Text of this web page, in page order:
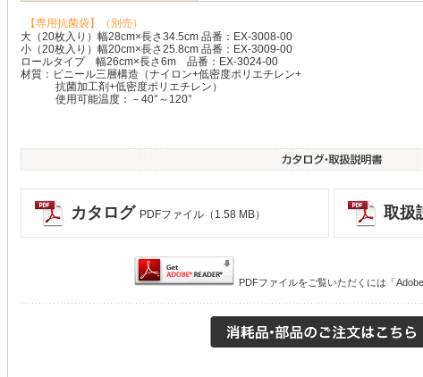
【専用抗菌袋】（別売）
大（20枚入り）幅28cm×長さ34.5cm 品番：EX-3008-00
小（20枚入り）幅20cm×長さ25.8cm 品番：EX-3009-00
ロールタイプ 幅26cm×長さ6m 品番：EX-3024-00
材質：ビニール三層構造（ナイロン+低密度ポリエチレン+
抗菌加工剤+低密度ポリエチレン）
使用可能温度：－40°～120°
カタログ PDFファイル（1.58 MB） 取扱
PDFファイルをご覧いただくには「